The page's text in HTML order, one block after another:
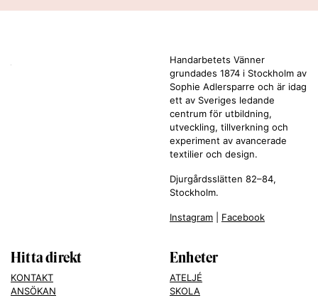
Handarbetets Vänner
grundades 1874 i Stockholm av
Sophie Adlersparre och är idag
ett av Sveriges ledande
centrum för utbildning,
utveckling, tillverkning och
experiment av avancerade
textilier och design.
Djurgårdsslätten 82–84,
Stockholm.
Instagram Facebook
Hitta direkt
KONTAKT
ANSÖKAN
Enheter
ATELJÉ
SKOLA